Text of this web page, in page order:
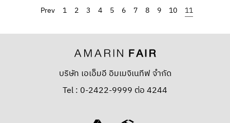
1 2 3 4 5 6 7 8 9 10 11
บริษัท เอเอ็มอี อิมเมจิเนทีฟ จำกัด
Tel : 0-2422-9999 ต่อ 4244